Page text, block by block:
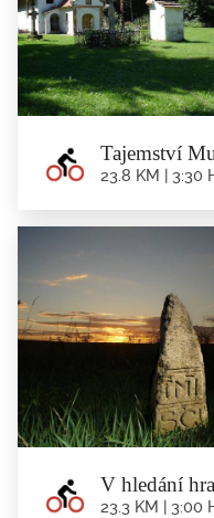
Trasa: Minsterberk - Nowy
Tajemství
23.8 KM | 3:30
Tajemství
Trasa: Minsterberk -
-
23.3 KM | 3:00